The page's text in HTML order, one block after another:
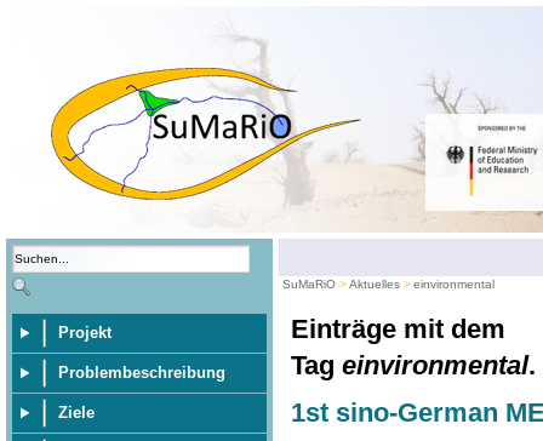
Projekt
Problembeschreibung
Ziele
SuMaRiO Aktuelles einvironmental
Einträge mit dem
Tag einvironmental.
1st sino-German